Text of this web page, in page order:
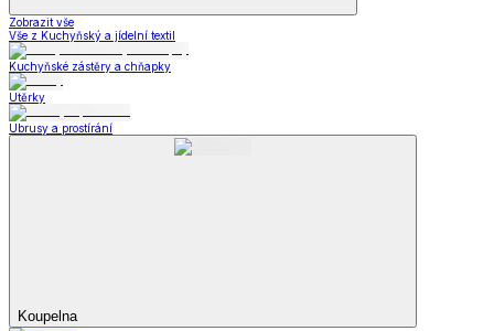
Zobrazit vše
Vše z Kuchyňský a jídelní textil
Kuchyňské zástěry a chňapky
Utěrky
Ubrusy a prostírání
Koupelna